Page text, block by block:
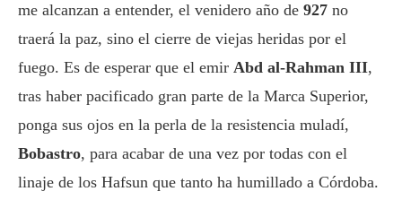
me alcanzan a entender, el venidero año de 927 no
traerá la paz, sino el cierre de viejas heridas por el
fuego. Es de esperar que el emir Abd al-Rahman III,
tras haber pacificado gran parte de la Marca Superior,
ponga sus ojos en la perla de la resistencia muladí,
Bobastro, para acabar de una vez por todas con el
linaje de los Hafsun que tanto ha humillado a Córdoba.